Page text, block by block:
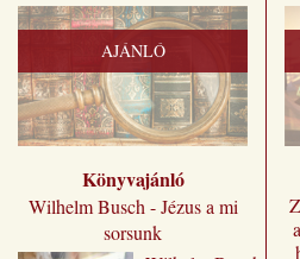
AJÁNLÓ
Könyvajánló
Wilhelm Busch - Jézus a mi
sorsunk